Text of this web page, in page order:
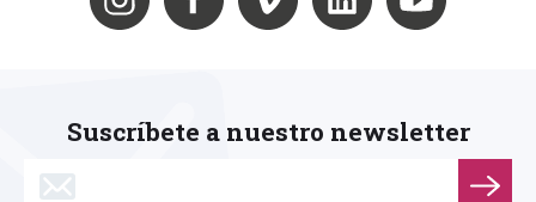
Suscríbete a nuestro newsletter